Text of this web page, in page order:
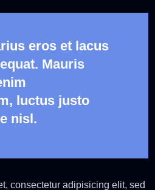
eros et lacus
Mauris
luctus justo
nisl.
consectetur adipisicing elit, sed